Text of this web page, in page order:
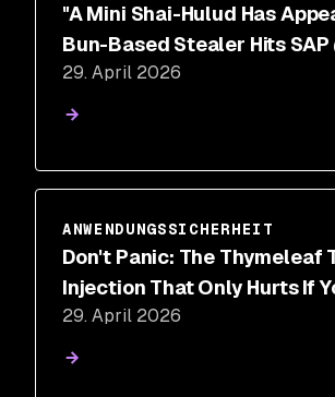
"A Mini Shai-Hulud Has
Bun-Based Stealer Hits
and mbt npm Packages
29. April 2026
ANWENDUNGSSICHERHEIT
Don't Panic: The Thymeleaf
Injection That Only Hurts If
(CVE-2026-40478)
29. April 2026